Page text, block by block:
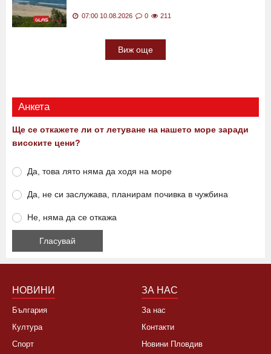
07:00 10.08.2026 0 211
Виж още
Анкета
Ще се откажете ли от летуване на нашето море заради
високите цени?
Да, това лято няма да ходя на море
Да, не си заслужава, планирам почивка в чужбина
Не, няма да се откажа
НОВИНИ
България
Култура
Спорт
ЗА НАС
За нас
Контакти
Новини Пловдив